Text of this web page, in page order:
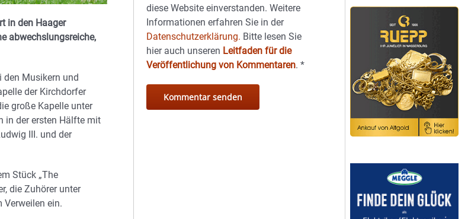
in den Haager
abwechslungsreiche,
den Musikern und
der Kirchdorfer
große Kapelle unter
in der ersten Hälfte mit
III. und der
Stück „The
die Zuhörer unter
Verweilen ein.
diese Website einverstanden. Weitere
Informationen erfahren Sie in der
Datenschutzerklärung. Bitte lesen Sie
hier auch unseren Leitfaden für die
Veröffentlichung von Kommentaren.*